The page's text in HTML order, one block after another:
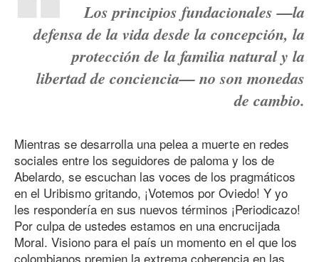
Los principios fundacionales —la
defensa de la vida desde la concepción, la
protección de la familia natural y la
libertad de conciencia— no son monedas
de cambio.
Mientras se desarrolla una pelea a muerte en redes
sociales entre los seguidores de paloma y los de
Abelardo, se escuchan las voces de los pragmáticos
en el Uribismo gritando, ¡Votemos por Oviedo! Y yo
les respondería en sus nuevos términos ¡Periodicazo!
Por culpa de ustedes estamos en una encrucijada
Moral. Visiono para el país un momento en el que los
colombianos premien la extrema coherencia en las